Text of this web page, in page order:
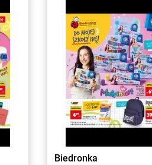
Biedronka